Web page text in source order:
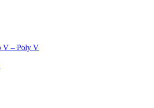
V – Poly V